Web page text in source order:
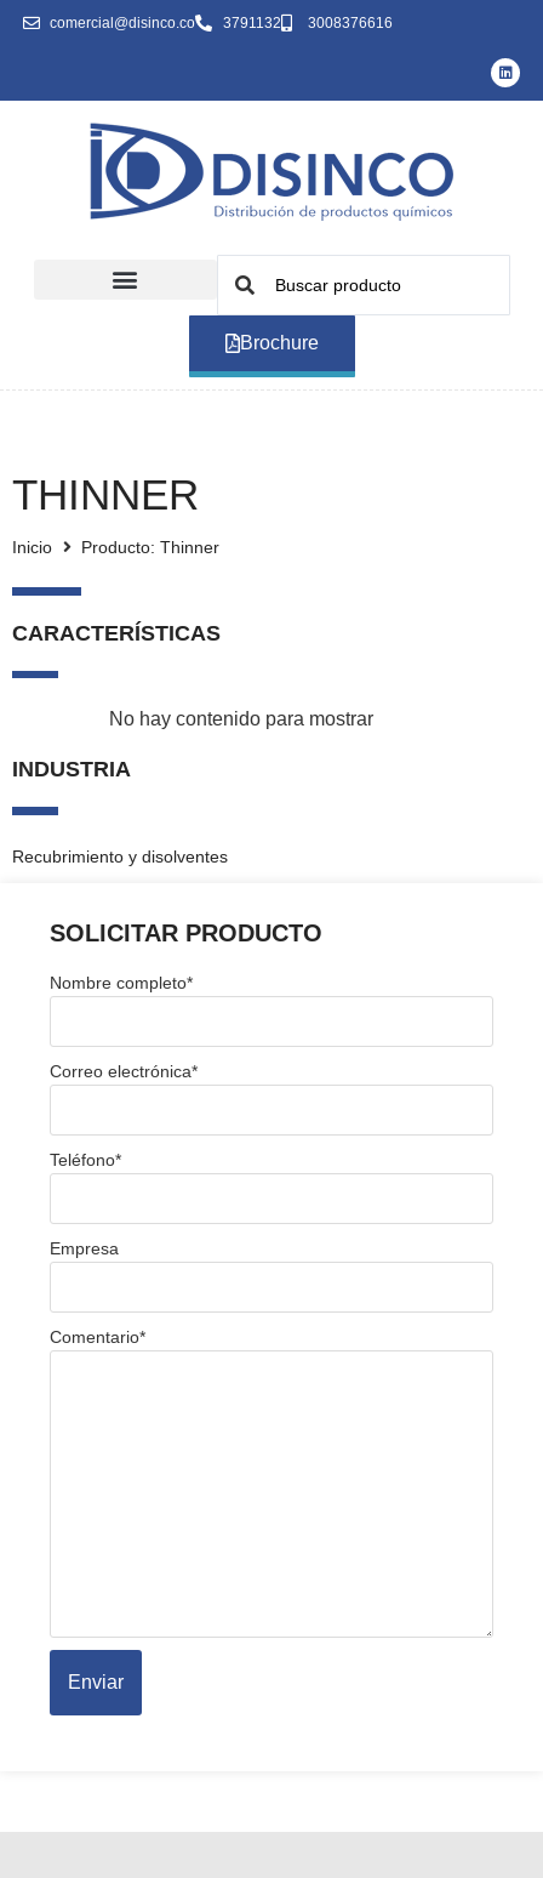
comercial@disinco.co 3791132 3008376616
Brochure
THINNER
Inicio Producto: Thinner
CARACTERÍSTICAS
No hay contenido para mostrar
INDUSTRIA
Recubrimiento y disolventes
SOLICITAR PRODUCTO
Nombre completo*
Correo electrónica*
Teléfono*
Empresa
Comentario*
Enviar